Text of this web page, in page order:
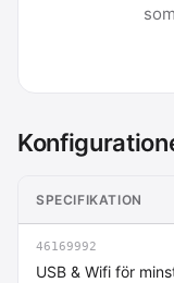
SPECIFIKATION
46169992
USB & Wifi för